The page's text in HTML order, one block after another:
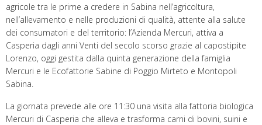
agricole tra le prime a credere in Sabina nell’agricoltura,
nell’allevamento e nelle produzioni di qualità, attente alla salute
dei consumatori e del territorio: l’Azienda Mercuri, attiva a
Casperia dagli anni Venti del secolo scorso grazie al capostipite
Lorenzo, oggi gestita dalla quinta generazione della famiglia
Mercuri e le Ecofattorie Sabine di Poggio Mirteto e Montopoli
Sabina.
La giornata prevede alle ore 11:30 una visita alla fattoria biologica
Mercuri di Casperia che alleva e trasforma carni di bovini, suini e